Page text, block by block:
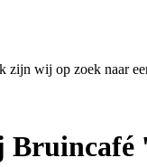
zijn wij op zoek naar